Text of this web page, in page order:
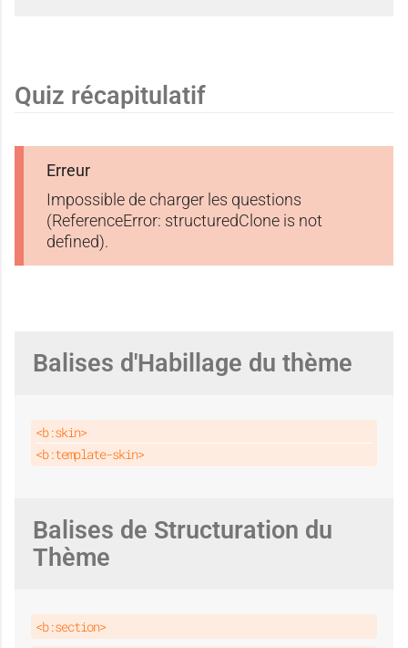
Quiz récapitulatif
Erreur
Impossible de charger les questions
(ReferenceError: structuredClone is not
defined).
Balises d'Habillage du thème
<b:skin>
<b:template-skin>
Balises de Structuration du
Thème
<b:section>